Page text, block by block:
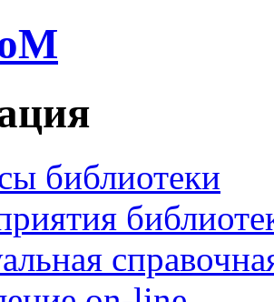
библиотеки